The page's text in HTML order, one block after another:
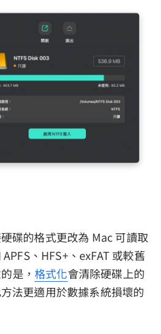
碟的格式更改為 Mac 可讀取
、HFS+、exFAT 或較舊
是， 格式化會清除硬碟上的
法更適用於數據系統損壞的